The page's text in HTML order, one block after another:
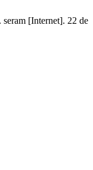
[Internet]. 22 de